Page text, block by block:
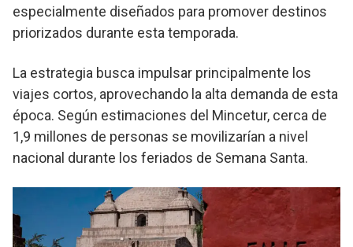
especialmente diseñados para promover destinos
priorizados durante esta temporada.
La estrategia busca impulsar principalmente los
viajes cortos, aprovechando la alta demanda de esta
época. Según estimaciones del Mincetur, cerca de
1,9 millones de personas se movilizarían a nivel
nacional durante los feriados de Semana Santa.